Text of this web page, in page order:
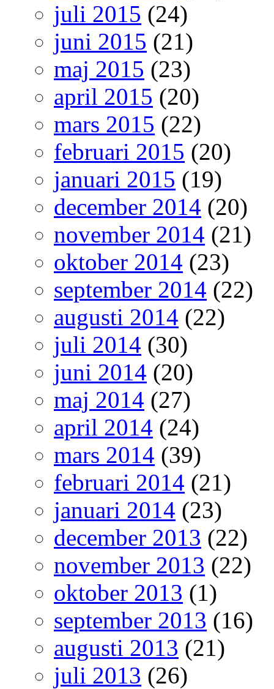
juli 2015 (24)
juni 2015 (21)
maj 2015 (23)
april 2015 (20)
mars 2015 (22)
februari 2015 (20)
januari 2015 (19)
december 2014 (20)
november 2014 (21)
oktober 2014 (23)
september 2014 (22)
augusti 2014 (22)
juli 2014 (30)
juni 2014 (20)
maj 2014 (27)
april 2014 (24)
mars 2014 (39)
februari 2014 (21)
januari 2014 (23)
december 2013 (22)
november 2013 (22)
oktober 2013 (1)
september 2013 (16)
augusti 2013 (21)
juli 2013 (26)